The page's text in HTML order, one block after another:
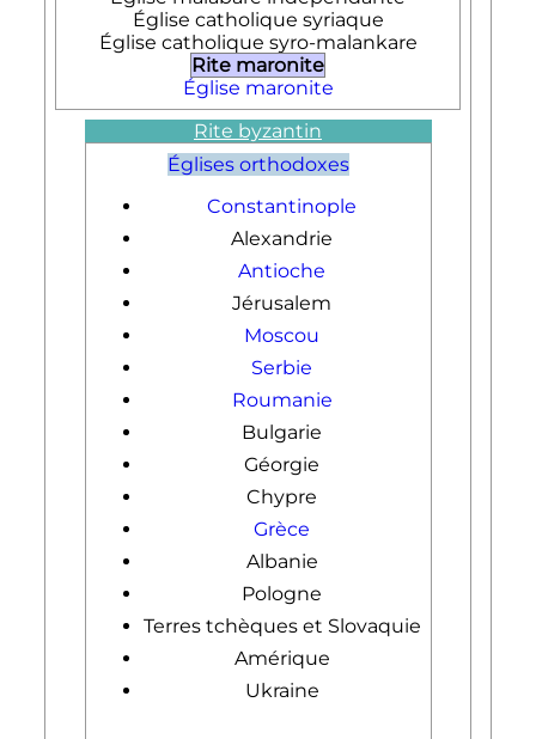
Église catholique syriaque
Église catholique syro-malankare
Rite maronite
Église maronite
Rite byzantin
Églises orthodoxes
Constantinople
Alexandrie
Antioche
Jérusalem
Moscou
Serbie
Roumanie
Bulgarie
Géorgie
Chypre
Grèce
Albanie
Pologne
Terres tchèques et Slovaquie
Amérique
Ukraine